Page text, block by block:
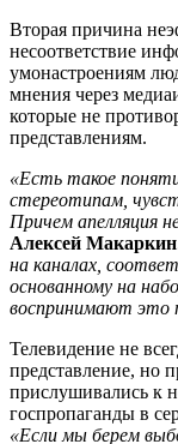
Вторая причина
несоответствие
умонастроениям
мнения через
которые не
представлениям.
«Есть такое
стереотипам,
Причем апелляция
Алексей Макаркин
на каналах,
основанному на
воспринимают это
Телевидение не
представление, но
прислушивались к
госпропаганды в
«Если мы берем